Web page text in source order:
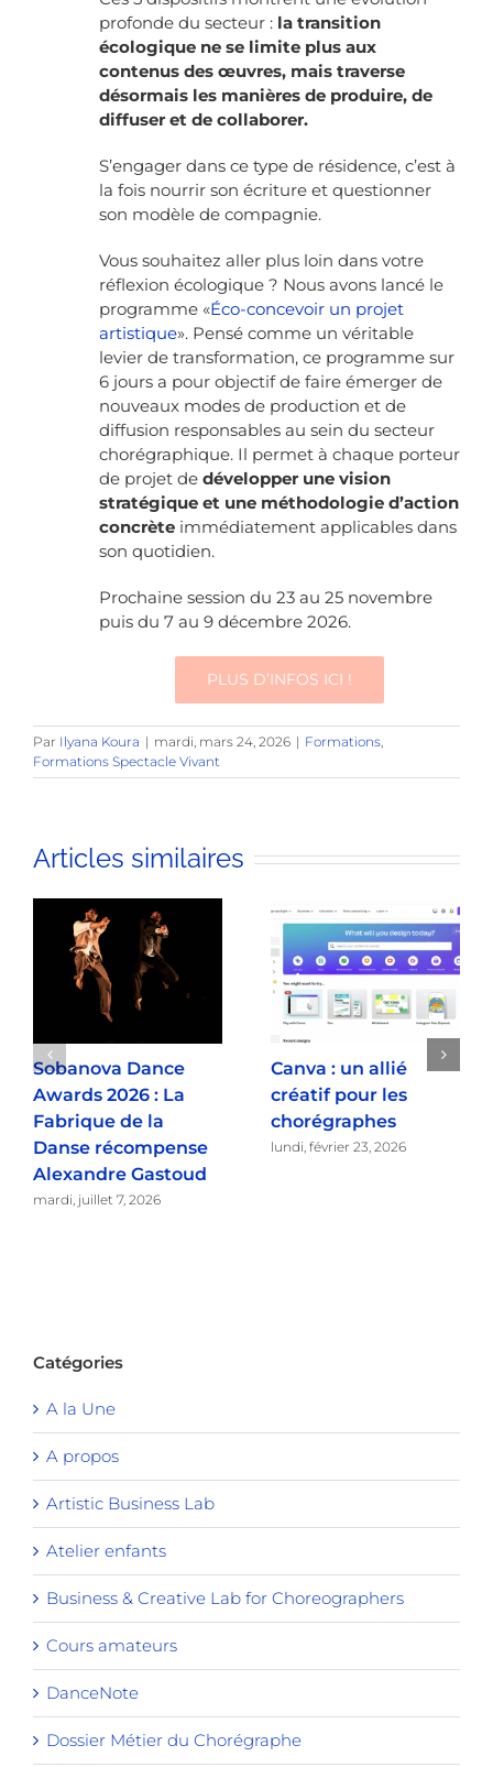
profonde du secteur : la transition
écologique ne se limite plus aux
contenus des œuvres, mais traverse
désormais les manières de produire, de
diffuser et de collaborer.
S’engager dans ce type de résidence, c’est à
la fois nourrir son écriture et questionner
son modèle de compagnie.
Vous souhaitez aller plus loin dans votre
réflexion écologique ? Nous avons lancé le
programme «Éco-concevoir un projet
artistique». Pensé comme un véritable
levier de transformation, ce programme sur
6 jours a pour objectif de faire émerger de
nouveaux modes de production et de
diffusion responsables au sein du secteur
chorégraphique. Il permet à chaque porteur
de projet de développer une vision
stratégique et une méthodologie d’action
concrète immédiatement applicables dans
son quotidien.
Prochaine session du 23 au 25 novembre
puis du 7 au 9 décembre 2026.
PLUS D’INFOS ICI !
Par Ilyana Koura | mardi, mars 24, 2026 | Formations,
Formations Spectacle Vivant
Articles similaires
Sobanova Dance
Awards 2026 : La
Fabrique de la
Danse récompense
Alexandre Gastoud
mardi, juillet 7, 2026
Canva : un allié
créatif pour les
chorégraphes
lundi, février 23, 2026
Catégories
A la Une
A propos
Artistic Business Lab
Atelier enfants
Business & Creative Lab for Choreographers
Cours amateurs
DanceNote
Dossier Métier du Chorégraphe